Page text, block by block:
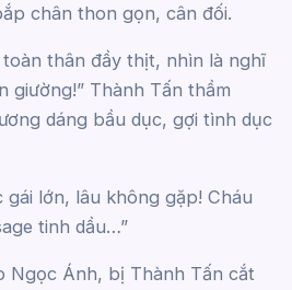
chân thon gọn, cân đối.
thân đầy thịt, nhìn là nghĩ
giường!” Thành Tấn thầm
dáng bầu dục, gợi tình dục
gái lớn, lâu không gặp! Cháu
tinh dầu…”
Ngọc Ánh, bị Thành Tấn cắt